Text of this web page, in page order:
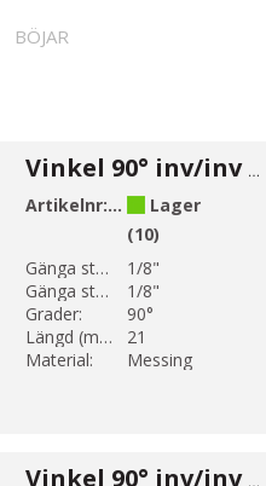
BÖJAR
Vinkel 90° inv/inv 1/8"
Artikelnr:E17-1Lager
(10)
Gänga storlek 1:
1/8"
Gänga storlek 2:
1/8"
Grader:
90°
Längd (mm):
21
Material:
Messing
Vinkel 90° inv/inv 1/4"